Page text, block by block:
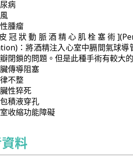
病
腫瘤
冠狀動脈酒精心肌栓塞術
：將酒精注入心室中膈間氣球導
閉鎖的問題。但是此種手術有較大
傳導阻塞
不整
性猝死
積液穿孔
收縮功能障礙
料